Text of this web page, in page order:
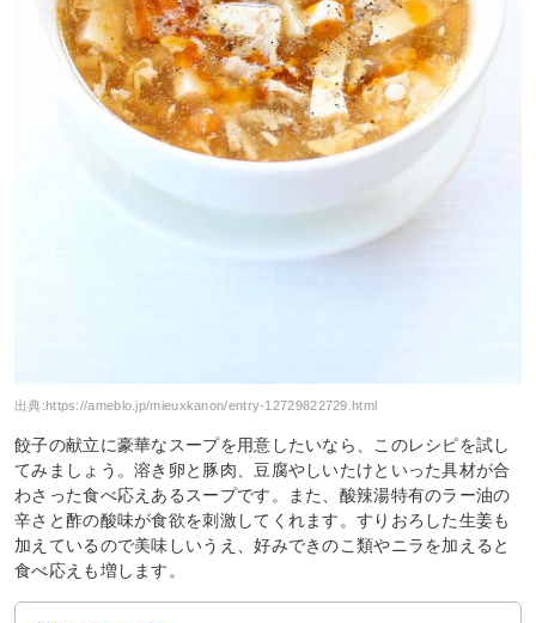
出典: https://ameblo.jp/mieuxkanon/entry-12729822729.html
餃子の献立に豪華なスープを用意したいなら、このレシピを試し
てみましょう。溶き卵と豚肉、豆腐やしいたけといった具材が合
わさった食べ応えあるスープです。また、酸辣湯特有のラー油の
辛さと酢の酸味が食欲を刺激してくれます。すりおろした生姜も
加えているので美味しいうえ、好みできのこ類やニラを加えると
食べ応えも増します。